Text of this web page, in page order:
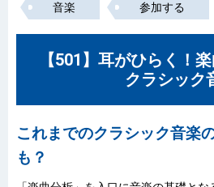
音楽 参加する
【501】耳がひらく！
クラシック
これまでのクラシック音楽
も？